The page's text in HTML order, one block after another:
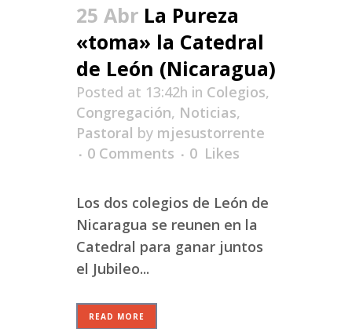
25 Abr La Pureza
«toma» la Catedral
de León (Nicaragua)
Posted at 13:42h in Colegios,
Congregación, Noticias,
Pastoral by mjesustorrente
0 Comments
0 Likes
Los dos colegios de León de
Nicaragua se reunen en la
Catedral para ganar juntos
el Jubileo...
READ MORE